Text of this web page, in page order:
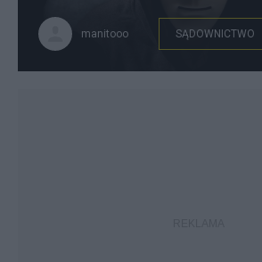
manitooo SĄDOWNICTWO